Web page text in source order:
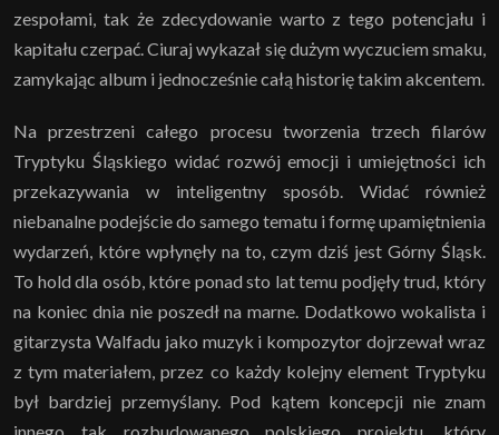
zespołami, tak że zdecydowanie warto z tego potencjału i
kapitału czerpać. Ciuraj wykazał się dużym wyczuciem smaku,
zamykając album i jednocześnie całą historię takim akcentem.
Na przestrzeni całego procesu tworzenia trzech filarów
Tryptyku Śląskiego widać rozwój emocji i umiejętności ich
przekazywania w inteligentny sposób. Widać również
niebanalne podejście do samego tematu i formę upamiętnienia
wydarzeń, które wpłynęły na to, czym dziś jest Górny Śląsk.
To hold dla osób, które ponad sto lat temu podjęły trud, który
na koniec dnia nie poszedł na marne. Dodatkowo wokalista i
gitarzysta Walfadu jako muzyk i kompozytor dojrzewał wraz
z tym materiałem, przez co każdy kolejny element Tryptyku
był bardziej przemyślany. Pod kątem koncepcji nie znam